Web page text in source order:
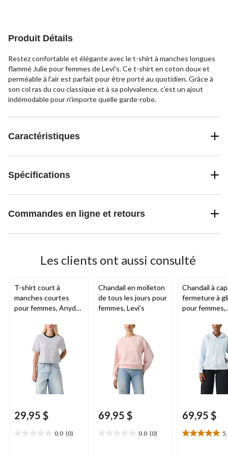
Produit Détails
Restez confortable et élégante avec le t-shirt à manches longues
flammé Julie pour femmes de Levi's. Ce t-shirt en coton doux et
perméable à l'air est parfait pour être porté au quotidien. Grâce à
son col ras du cou classique et à sa polyvalence, c'est un ajout
indémodable pour n'importe quelle garde-robe.
Caractéristiques
Spécifications
Commandes en ligne et retours
Les clients ont aussi consulté
T-shirt court à
manches courtes
pour femmes, Anyday,
29,95 $
0.0 (0)
Chandail en molleton
de tous les jours pour
femmes, Levi’s
69,95 $
0.0 (0)
Chandail à
fermeture à
pour femmes,
69,95 $
5.0